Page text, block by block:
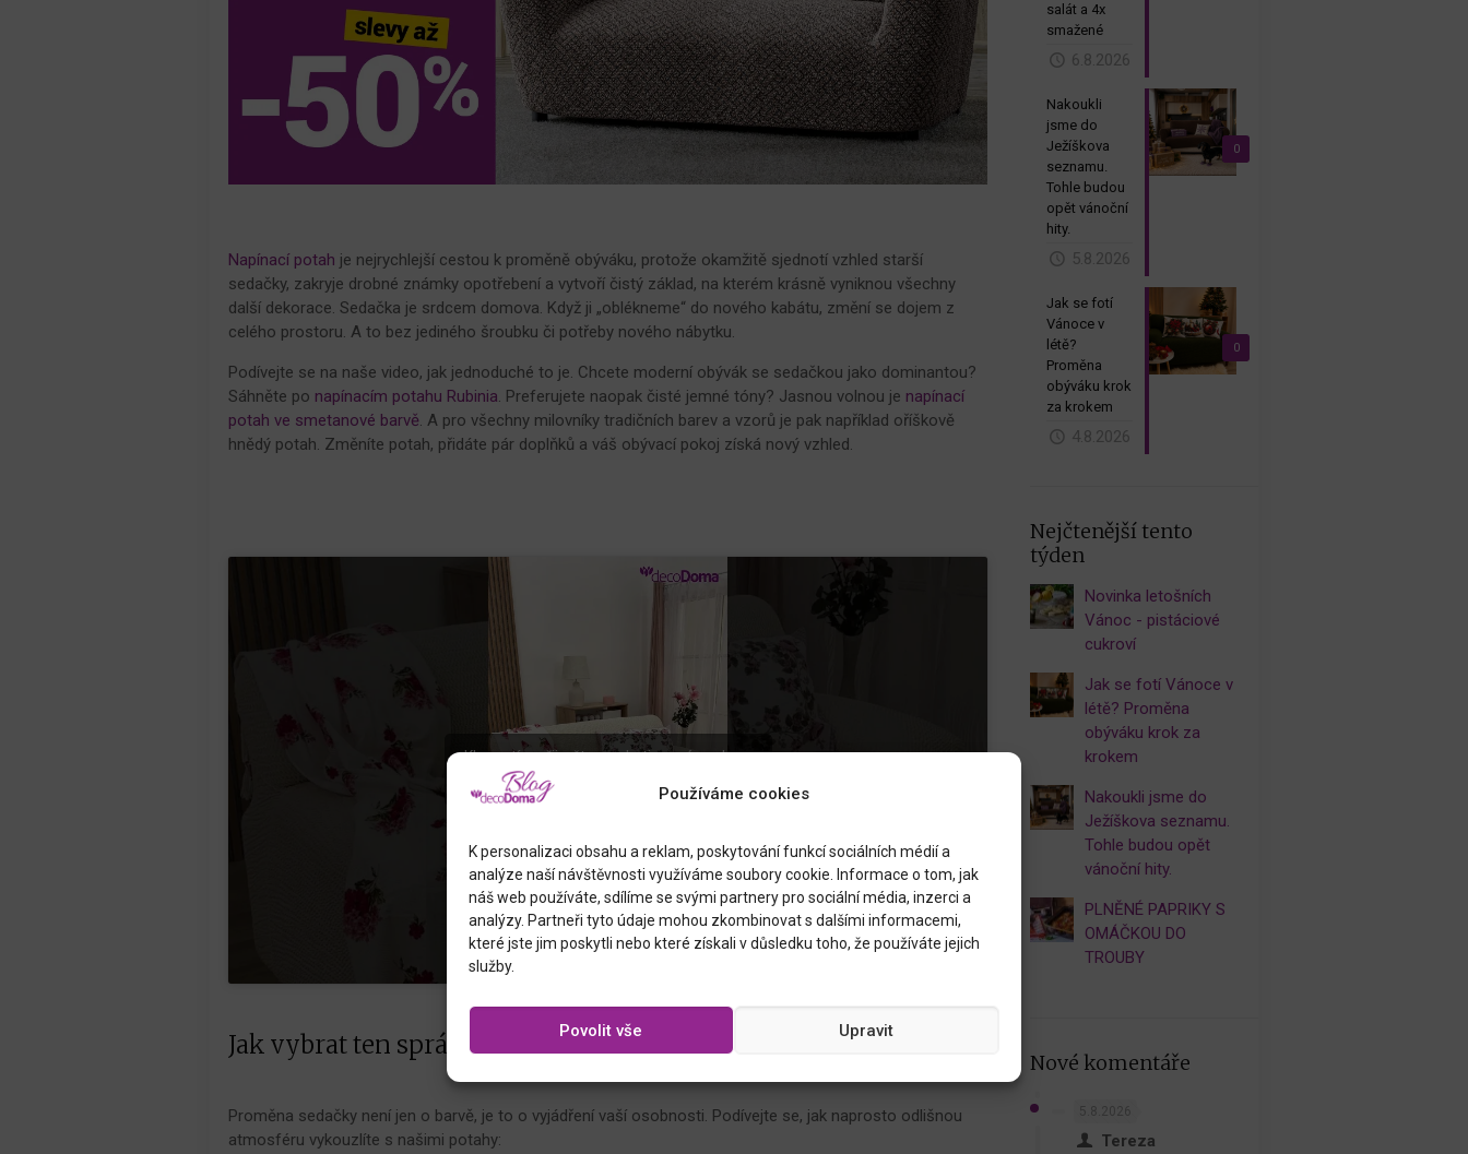
Používáme cookies
K personalizaci obsahu a reklam, poskytování funkcí sociálních médií a
analýze naší návštěvnosti využíváme soubory cookie. Informace o tom, jak
náš web používáte, sdílíme se svými partnery pro sociální média, inzerci a
analýzy. Partneři tyto údaje mohou zkombinovat s dalšími informacemi,
které jste jim poskytli nebo které získali v důsledku toho, že používáte jejich
služby.
Povolit vše Upravit
Napínací potah je nejrychlejší cestou k proměně obýváku, protože okamžitě sjednotí vzhled starší
sedačky, zakryje drobné známky opotřebení a vytvoří čistý základ, na kterém krásně vyniknou všechny
další dekorace. Sedačka je srdcem domova. Když ji „oblékneme“ do nového kabátu, změní se dojem z
celého prostoru. A to bez jediného šroubku či potřeby nového nábytku.
Podívejte se na naše video, jak jednoduché to je. Chcete moderní obývák se sedačkou jako dominantou?
Sáhněte po napínacím potahu Rubinia . Preferujete naopak čisté jemné tóny? Jasnou volnou je napínací
potah ve smetanové barvě . A pro všechny milovníky tradičních barev a vzorů je pak například oříškově
hnědý potah. Změníte potah, přidáte pár doplňků a váš obývací pokoj získá nový vzhled.
Klepnutím přijměte marketingové soubory
cookie a povolte tento obsah
Jak vybrat ten správný styl pro váš domov?
Proměna sedačky není jen o barvě, je to o vyjádření vaší osobnosti. Podívejte se, jak naprosto odlišnou
atmosféru vykouzlíte s našimi potahy:
salát a 4x
smažené
6.8.2026
0
Nakoukli
jsme do
Ježíškova
seznamu.
Tohle budou
opět vánoční
hity.
5.8.2026
0
Jak se fotí
Vánoce v
létě?
Proměna
obýváku krok
za krokem
4.8.2026
Nejčtenější tento
týden
Novinka letošních
Vánoc - pistáciové
cukroví
Jak se fotí Vánoce v
létě? Proměna
obýváku krok za
krokem
Nakoukli jsme do
Ježíškova seznamu.
Tohle budou opět
vánoční hity.
PLNĚNÉ PAPRIKY S
OMÁČKOU DO
TROUBY
Nové komentáře
Tereza